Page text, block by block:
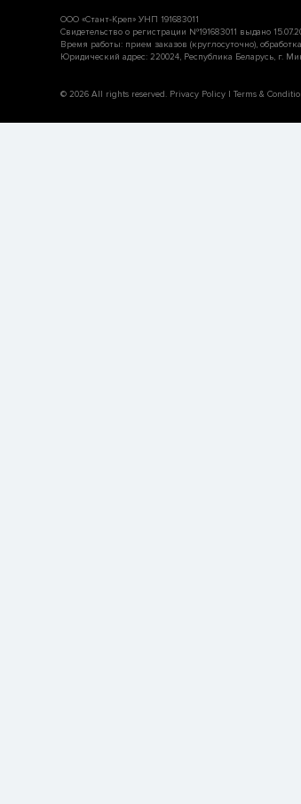
ООО «Стант-Креп» УНП 191683011
Свидетельство о регистрации №191683011 выдано
Время работы: прием заказов (круглосуточно),
Юридический адрес: 220024, Республика Беларусь, г.
© 2026 All rights reserved. Privacy Policy | Terms &